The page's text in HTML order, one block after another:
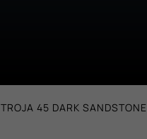
TROJA 45 DARK SANDSTONE